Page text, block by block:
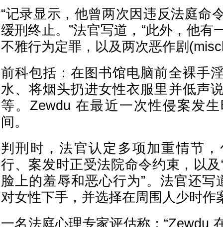
“记录显示，他曾两次因违反法庭命
缓刑终止。”法官写道，“此外，他有
不雅行为定罪，以及两次恶作剧
前科包括：在图书馆电脑前全裸手
水、将烟头扔进女性衣服里并低声
等。Zewdu 在最近一次性侵案发
间。
判刑时，法官认定多项加重情节
行、案发时正受法院命令约束，以
脸上的羞辱和恶心行为”。法官还写
对女性下手，并选择在周围人少时作
一名法庭心理专家评估称：“Zewdu